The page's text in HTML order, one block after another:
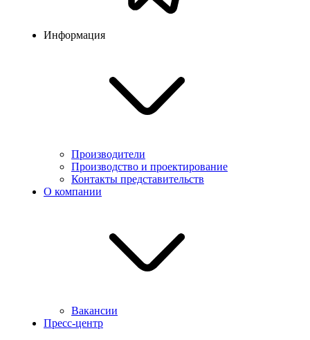
Информация
Производители
Производство и проектирование
Контакты представительств
О компании
Вакансии
Пресс-центр